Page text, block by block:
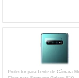
Protector para Lente de Câmara